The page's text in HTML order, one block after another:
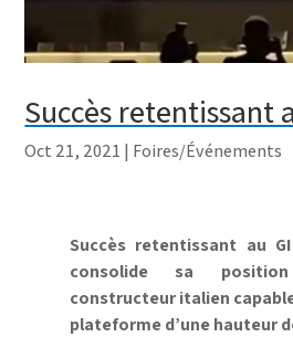
Succès retentissant
Oct 21, 2021 | Foires/Événements
Succès retentissant au
consolide sa
constructeur italien
plateforme d’une hauteur